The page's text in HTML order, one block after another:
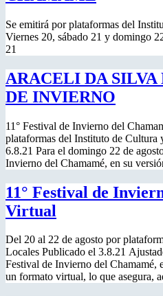
Se emitirá por plataformas del
Viernes 20, sábado 21 y domingo
21
ARACELI DA SILVA
DE INVIERNO
11° Festival de Invierno del
plataformas del Instituto de Cultura
6.8.21 Para el domingo 22 de
Invierno del Chamamé, en su
11° Festival de
Virtual
Del 20 al 22 de agosto por
Locales Publicado el 3.8.21
Festival de Invierno del Chamamé,
un formato virtual, lo que asegura,